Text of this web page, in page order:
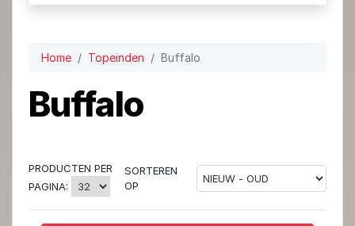
Home Topeinden Buffalo
Buffalo
PRODUCTEN PER
PAGINA:
SORTEREN
OP